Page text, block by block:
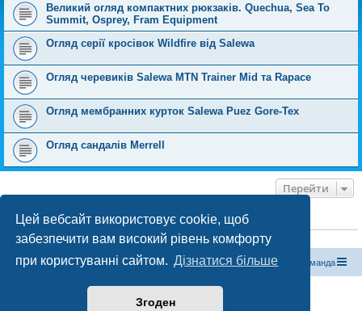
Цей вебсайт використовує cookie, щоб
забезпечити вам високий рівень комфорту
при користуванні сайтом. Дізнатися більше
Згоден
Великий огляд компактних рюкзаків. Quechua, Sea To
Summit, Osprey, Fram Equipment
Огляд серії кросівок Wildfire від Salewa
Огляд черевиків Salewa MTN Trainer Mid та Rapace
Огляд мембранних курток Salewa Puez Gore-Tex
Огляд сандалів Merrell
Перейти
ХТО ЗАРАЗ ОНЛАЙН
Зараз переглядають цей форум:ClaudeBot [бот ШІ]і 0 гостей
Магазин спорядження Туристичний форум «Рюкзак» Команда
Працює на phpBB® Forum Software © phpBB Limited
Конфіденційність